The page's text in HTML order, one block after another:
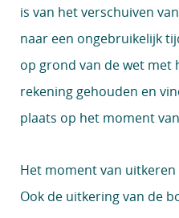
is van het verschuiven
naar een ongebruikelijk
op grond van de wet met
rekening gehouden en
plaats op het moment
Het moment van
Ook de uitkering van de